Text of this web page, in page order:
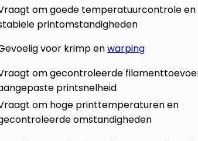
om goede temperatuurcontrole en
printomstandigheden
voor krimp enwarping
om gecontroleerde
printsnelheid
om hoge printtemperaturen en
omstandigheden